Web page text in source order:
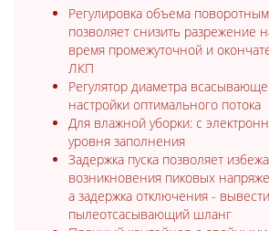
Регулировка объема
позволяет снизить разрежение
время промежуточной и
ЛКП
Регулятор диаметра
настройки оптимального потока
Для влажной уборки: с
уровня заполнения
Задержка пуска позволяет
возникновения пиковых
а задержка отключения -
пылеотсасывающий шланг